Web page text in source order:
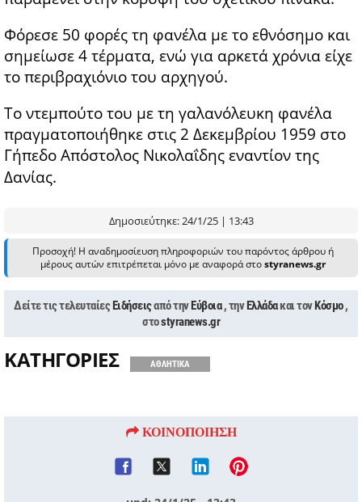
Φόρεσε 50 φορές τη φανέλα με το εθνόσημο και
σημείωσε 4 τέρματα, ενώ για αρκετά χρόνια είχε
το περιβραχιόνιο του αρχηγού.
Το ντεμπούτο του με τη γαλανόλευκη φανέλα
πραγματοποιήθηκε στις 2 Δεκεμβρίου 1959 στο
Γήπεδο Απόστολος Νικολαΐδης εναντίον της
Δανίας.
Δημοσιεύτηκε: 24/1/25 | 13:43
Προσοχή! Η αναδημοσίευση πληροφοριών του παρόντος άρθρου ή
μέρους αυτών επιτρέπεται μόνο με αναφορά στοstyranews.gr
Δείτε τις τελευταίεςΕιδήσειςαπό τηνΕύβοια , τηνΕλλάδακαι τονΚόσμο,
στοstyranews.gr
ΚΑΤΗΓΟΡΙΕΣ ΑΘΛΗΤΙΚΑ
ΚΟΙΝΟΠΟΙΗΣΗ